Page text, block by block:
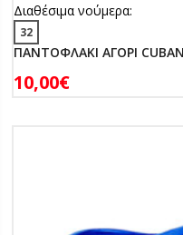
Διαθέσιμα νούμερα:
32
ΠΑΝΤΟΦΛΑΚΙ ΑΓΟΡΙ
10,00€